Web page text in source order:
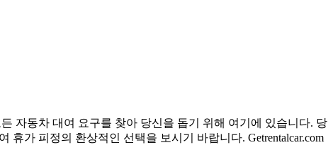
자동차 대여 요구를 찾아 당신을 돕기 위해 여기에 있습니다. 당
가 피정의 환상적인 선택을 보시기 바랍니다. Getrentalcar.com